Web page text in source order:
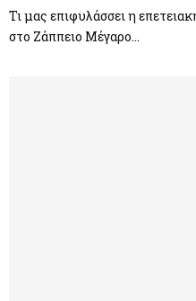
Τι μας επιφυλάσσει η
στο Ζάππειο Μέγαρο…